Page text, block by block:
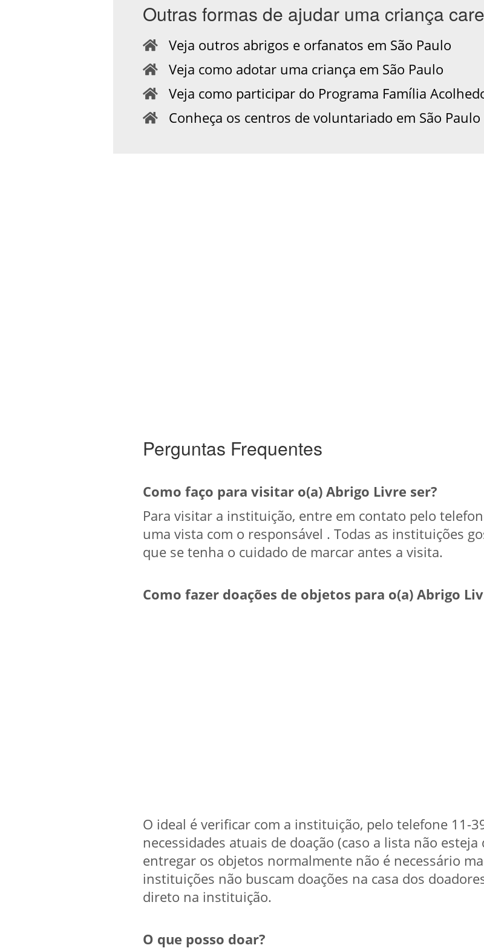
Outras formas de ajudar uma criança
Veja outros abrigos e orfanatos em São Paulo
Veja como adotar uma criança em São Paulo
Veja como participar do Programa Família
Conheça os centros de voluntariado em São Paulo
Perguntas Frequentes
Como faço para visitar o(a) Abrigo Livre ser?
Para visitar a instituição, entre em contato pelo
uma vista com o responsável . Todas as instituições
que se tenha o cuidado de marcar antes a visita.
Como fazer doações de objetos para o(a) Abrigo
O ideal é verificar com a instituição, pelo telefone 11-
necessidades atuais de doação (caso a lista não
entregar os objetos normalmente não é necessário
instituições não buscam doações na casa dos
direto na instituição.
O que posso doar?